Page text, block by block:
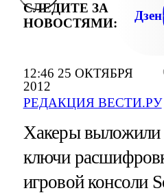
12:46 25 ОКТЯБРЯ
2012
РЕДАКЦИЯ ВЕСТИ.РУ
СЛЕДИТЕ ЗА
НОВОСТЯМИ:
Дзен
Хакеры выложили
ключи
игровой консоли